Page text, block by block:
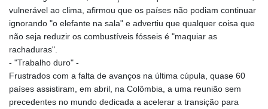
vulnerável ao clima, afirmou que os países não podiam continuar
ignorando "o elefante na sala" e advertiu que qualquer coisa que
não seja reduzir os combustíveis fósseis é "maquiar as
rachaduras".
- "Trabalho duro" -
Frustrados com a falta de avanços na última cúpula, quase 60
países assistiram, em abril, na Colômbia, a uma reunião sem
precedentes no mundo dedicada a acelerar a transição para